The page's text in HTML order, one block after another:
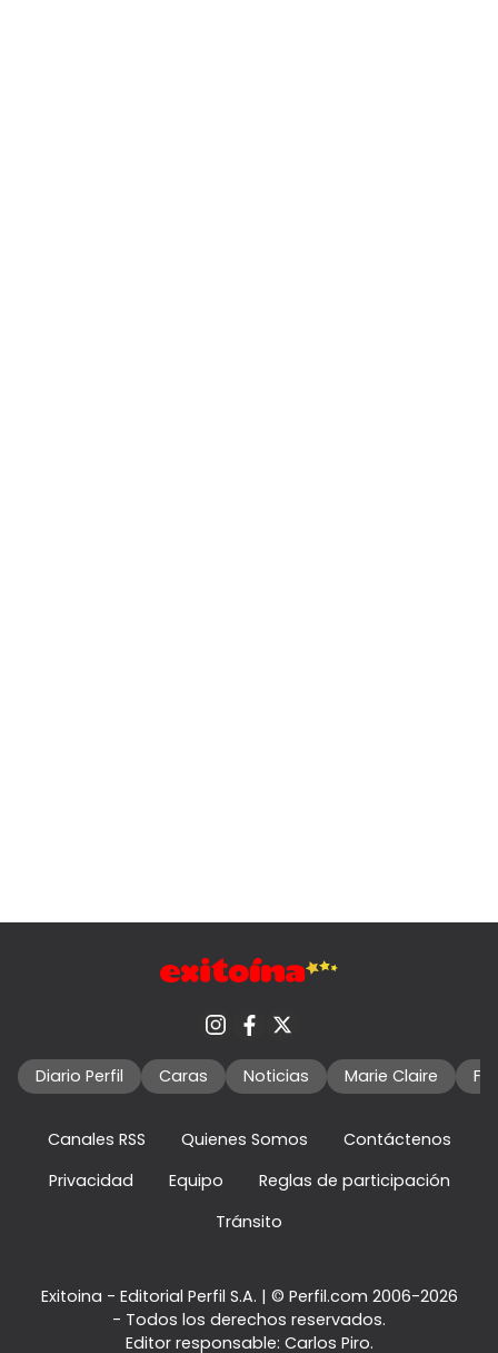
Diario Perfil Caras Noticias Marie Claire
Canales RSS Quienes Somos
Contáctenos
Privacidad
Equipo
Reglas de participación
Tránsito
Exitoina - Editorial Perfil S.A. | © Perfil.com 2006-2026
- Todos los derechos reservados.
Editor responsable: Carlos Piro.